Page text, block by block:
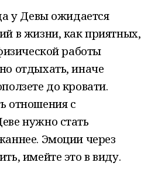
у Девы ожидается
в жизни, как приятных,
работы
отдыхать, иначе
до кровати.
отношения с
нужно стать
Эмоции через
имейте это в виду.